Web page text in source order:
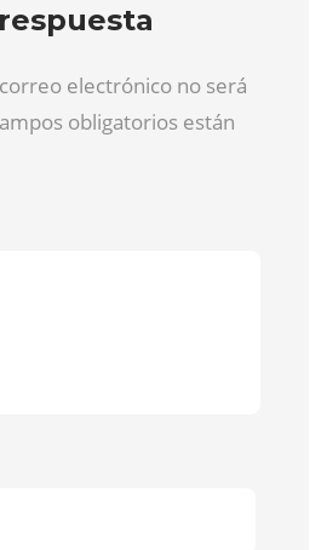
electrónico no será
obligatorios están